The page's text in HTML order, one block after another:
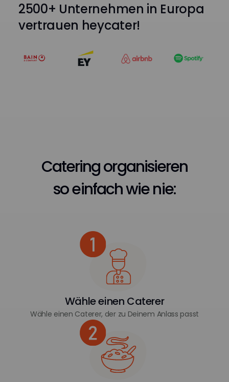
2500+ Unternehmen in Europa
vertrauen heycater!
Catering organisieren
so einfach wie nie:
Wähle einen Caterer
Wähle einen Caterer, der zu Deinem Anlass passt